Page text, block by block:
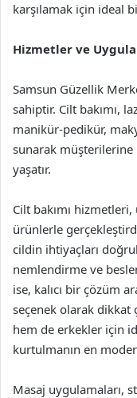
karşılamak için ideal
Hizmetler ve
Samsun Güzellik
sahiptir. Cilt bakımı,
manikür-pedikür,
sunarak müşterilerine
yaşatır.
Cilt bakımı
ürünlerle
cildin ihtiyaçları
nemlendirme ve
ise, kalıcı bir çözüm
seçenek olarak dikkat
hem de erkekler için
kurtulmanın en
Masaj uygulamaları,